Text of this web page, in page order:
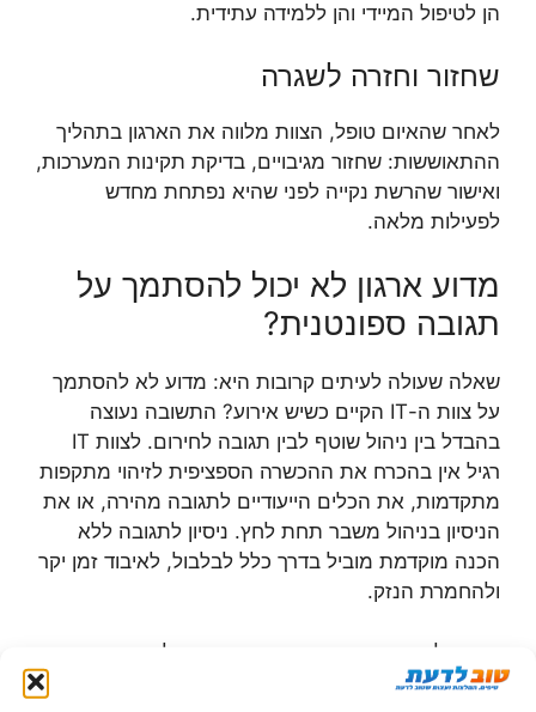
הן לטיפול המיידי והן ללמידה עתידית.
שחזור וחזרה לשגרה
לאחר שהאיום טופל, הצוות מלווה את הארגון בתהליך
ההתאוששות: שחזור מגיבויים, בדיקת תקינות המערכות,
ואישור שהרשת נקייה לפני שהיא נפתחת מחדש
לפעילות מלאה.
מדוע ארגון לא יכול להסתמך על
תגובה ספונטנית?
שאלה שעולה לעיתים קרובות היא: מדוע לא להסתמך
על צוות ה-IT הקיים כשיש אירוע? התשובה נעוצה
בהבדל בין ניהול שוטף לבין תגובה לחירום. לצוות IT
רגיל אין בהכרח את ההכשרה הספציפית לזיהוי מתקפות
מתקדמות, את הכלים הייעודיים לתגובה מהירה, או את
הניסיון בניהול משבר תחת לחץ. ניסיון לתגובה ללא
הכנה מוקדמת מוביל בדרך כלל לבלבול, לאיבוד זמן יקר
ולהחמרת הנזק.
מעבר לכך, אירוע סייבר חמור משפיע על מישורים רבים
בו זמנית: על הרשת הטכנית, על ממשקים עם לקוחות